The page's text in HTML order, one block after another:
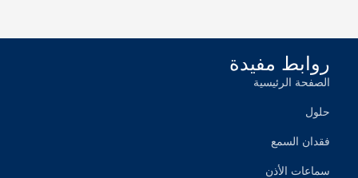
روابط مفيدة
الصفحة الرئیسیة
حلول
فقدان السمع
سماعات الأذن